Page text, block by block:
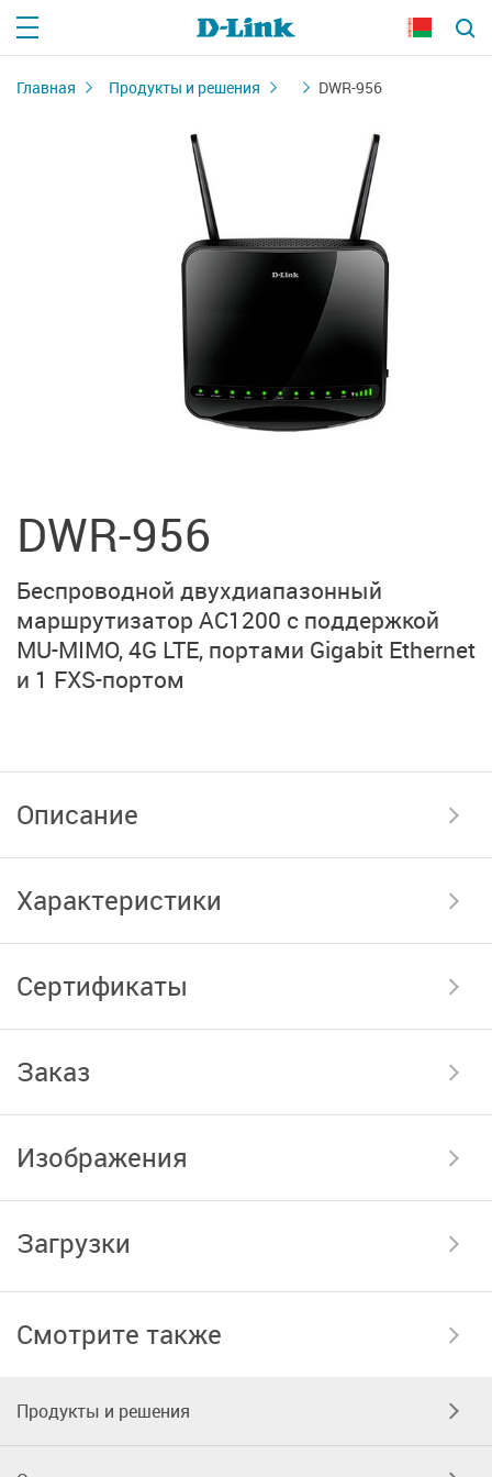
Главная Продукты и решения DWR-956
DWR-956
Беспроводной двухдиапазонный
маршрутизатор AC1200 с поддержкой
MU-MIMO,4G LTE, портами Gigabit Ethernet
и 1 FXS-портом
Описание
Характеристики
Сертификаты
Заказ
Изображения
Загрузки
Смотрите также
Продукты и решения